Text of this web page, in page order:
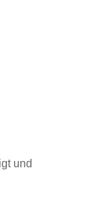
und